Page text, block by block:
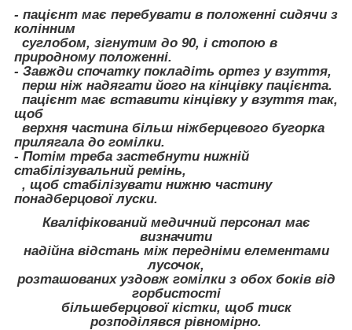
- пацієнт має перебувати в положенні сидячи з
колінним
суглобом, зігнутим до 90, і стопою в
природному положенні.
- Завжди спочатку покладіть ортез у взуття,
перш ніж надягати його на кінцівку пацієнта.
пацієнт має вставити кінцівку у взуття так,
щоб
верхня частина більш ніжберцевого бугорка
прилягала до гомілки.
- Потім треба застебнути нижній
стабілізувальний ремінь,
, щоб стабілізувати нижню частину
понадберцової луски.
Кваліфікований медичний персонал має
визначити
надійна відстань між передніми елементами
лусочок,
розташованих уздовж гомілки з обох боків від
горбистості
більшеберцової кістки, щоб тиск
розподілявся рівномірно.